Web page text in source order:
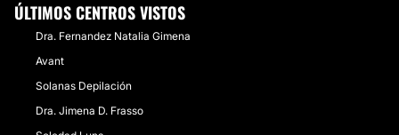
ÚLTIMOS CENTROS VISTOS
Dra. Fernandez Natalia Gimena
Avant
Solanas Depilación
Dra. Jimena D. Frasso